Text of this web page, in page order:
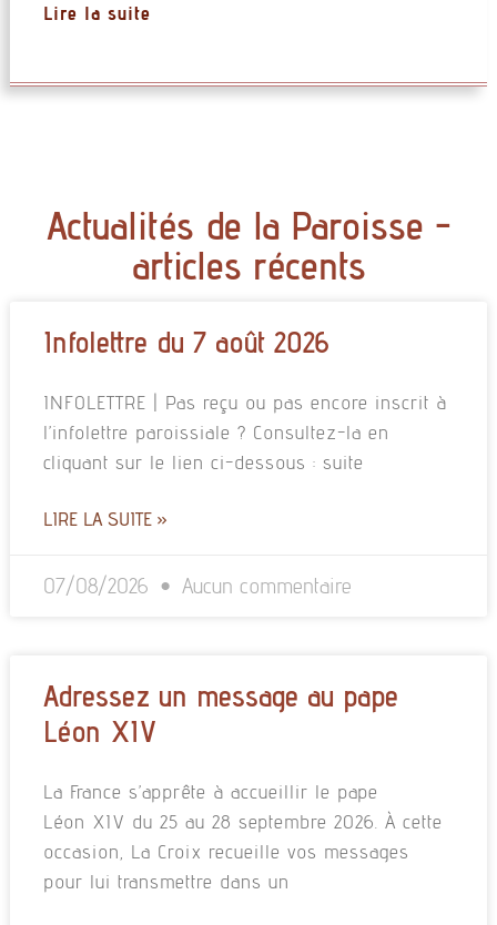
Lire la suite
Actualités de la Paroisse -
articles récents
Infolettre du 7 août 2026
INFOLETTRE | Pas reçu ou pas encore inscrit à
l’infolettre paroissiale ? Consultez-la en
cliquant sur le lien ci-dessous : suite
LIRE LA SUITE »
07/08/2026 Aucun commentaire
Adressez un message au pape
Léon XIV
La France s’apprête à accueillir le pape
Léon XIV du 25 au 28 septembre 2026. À cette
occasion, La Croix recueille vos messages
pour lui transmettre dans un